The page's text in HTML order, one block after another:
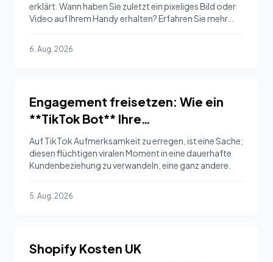
erklärt. Wann haben Sie zuletzt ein pixeliges Bild oder
Video auf Ihrem Handy erhalten? Erfahren Sie mehr…
6. Aug. 2026
Engagement freisetzen: Wie ein
**TikTok Bot** Ihre
Konversationsstrategie auflädt
Auf TikTok Aufmerksamkeit zu erregen, ist eine Sache;
diesen flüchtigen viralen Moment in eine dauerhafte
Kundenbeziehung zu verwandeln, eine ganz andere.
5. Aug. 2026
Shopify Kosten UK